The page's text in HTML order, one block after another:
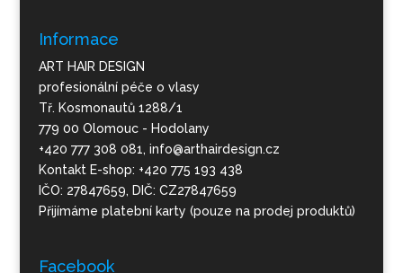
Informace
ART HAIR DESIGN
profesionální péče o vlasy
Tř. Kosmonautů 1288/1
779 00 Olomouc - Hodolany
+420 777 308 081, info@arthairdesign.cz
Kontakt E-shop: +420 775 193 438
IČO: 27847659, DIČ: CZ27847659
Přijímáme platební karty (pouze na prodej produktů)
Facebook